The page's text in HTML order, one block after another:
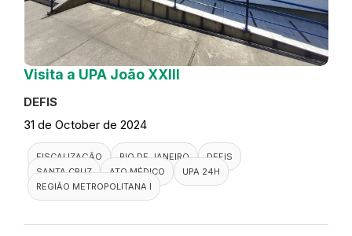
Visita a UPA João XXIII
DEFIS
31 de October de 2024
FISCALIZAÇÃO RIO DE JANEIRO
DEFIS
SANTA CRUZ
ATO MÉDICO
UPA 24H
REGIÃO METROPOLITANA I